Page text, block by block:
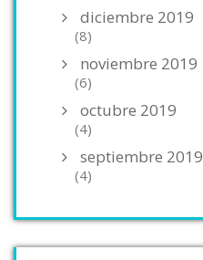
diciembre 2019
(8)
noviembre 2019
(6)
octubre 2019
(4)
septiembre 2019
(4)